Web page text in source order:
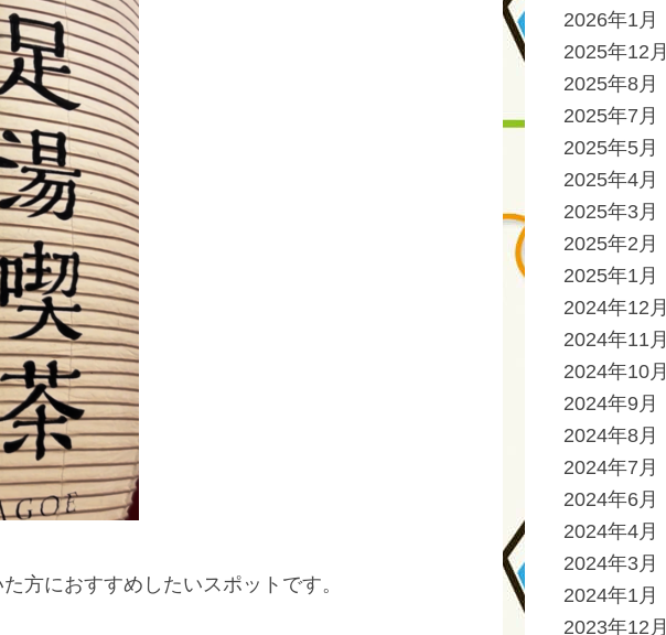
方におすすめしたいスポットです。
2026年1月
2025年12月
2025年8月
2025年7月
2025年5月
2025年4月
2025年3月
2025年2月
2025年1月
2024年12月
2024年11月
2024年10月
2024年9月
2024年8月
2024年7月
2024年6月
2024年4月
2024年3月
2024年1月
2023年12月